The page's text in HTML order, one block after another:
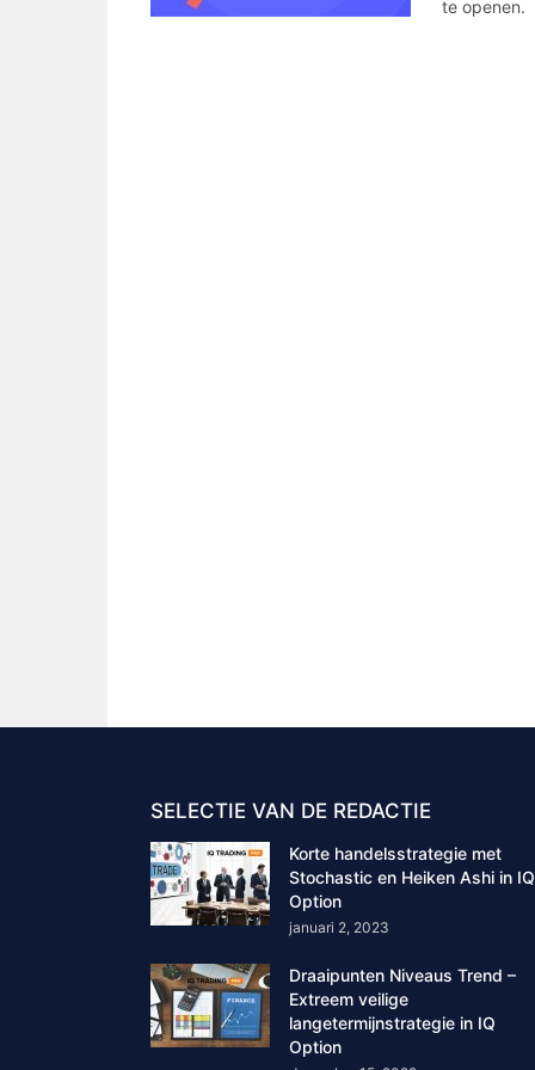
te openen.
SELECTIE VAN DE REDACTIE
Korte handelsstrategie met
Stochastic en Heiken Ashi in IQ
Option
januari 2, 2023
Draaipunten Niveaus Trend –
Extreem veilige
langetermijnstrategie in IQ
Option